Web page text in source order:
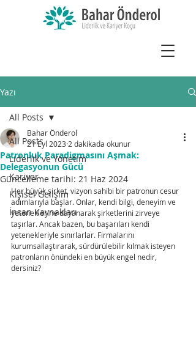
Yazı
All Posts
Liderlik ve Yönetim
Kariyer
Kişisel Gelişim
İnsan Kaynakları
All Posts
Patronluk Paradigmasını Aşmak:
Delegasyonun Gücü
Bahar Önderol
21 Eyl 2023 2 dakikada okunur
Güncelleme tarihi: 21 Haz 2024
Her büyük şirket, vizyon sahibi bir patronun cesur
adımlarıyla başlar. Onlar, kendi bilgi, deneyim ve
yeteneklerine dayanarak şirketlerini zirveye
taşırlar. Ancak bazen, bu başarıları kendi
yetenekleriyle sınırlarlar. Firmalarını
kurumsallaştırarak, sürdürülebilir kılmak isteyen
patronların önündeki en büyük engel nedir,
dersiniz?